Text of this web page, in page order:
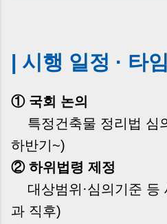
| 시행 일정 · 타
① 국회 논의
특정건축물 정리법 심
하반기~)
② 하위법령 제정
대상범위·심의기준 등
과 직후)